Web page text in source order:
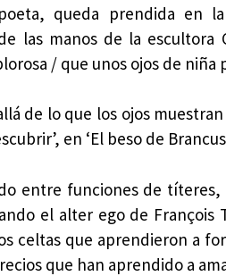
queda prendida en la
las manos de la
/ que unos ojos de niña
de lo que los ojos
en ‘El beso de
entre funciones de
el alter ego de François
celtas que aprendieron a
que han aprendido a